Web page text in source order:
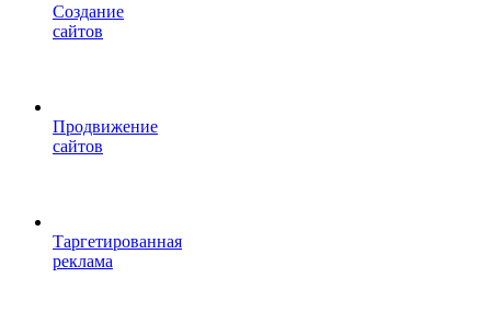
Cоздание
сайтов
Продвижение
сайтов
Таргетированная
реклама